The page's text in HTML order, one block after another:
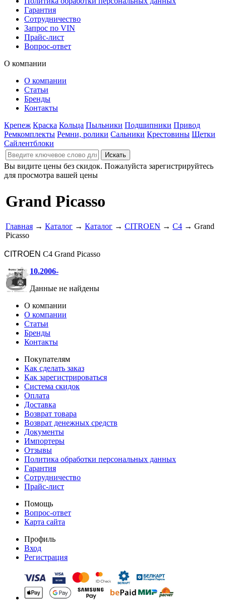
Гарантия
Сотрудничество
Запрос по VIN
Прайс-лист
Вопрос-ответ
О компании
О компании
Статьи
Бренды
Контакты
Крепеж Краска Кольца Пыльники Подшипники Привод
Ремкомплекты Ремни, ролики Сальники Крестовины Щетки
Сайлентблоки
Вы видите цены без скидок. Пожалуйста зарегистрируйтесь
для просмотра вашей цены
Grand Picasso
Главная → Каталог → Каталог → CITROEN → C4 → Grand
Picasso
CITROEN C4 Grand Picasso
10.2006-
Данные не найдены
О компании
О компании
Статьи
Бренды
Контакты
Покупателям
Как сделать заказ
Как зарегистрироваться
Система скидок
Оплата
Доставка
Возврат товара
Возврат денежных средств
Документы
Импортеры
Отзывы
Политика обработки персональных данных
Гарантия
Сотрудничество
Прайс-лист
Помощь
Вопрос-ответ
Карта сайта
Профиль
Вход
Регистрация